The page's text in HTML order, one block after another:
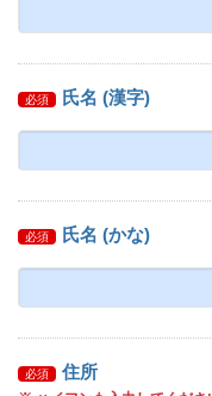
必須 氏名 (漢字)
必須 氏名 (かな)
必須 住所